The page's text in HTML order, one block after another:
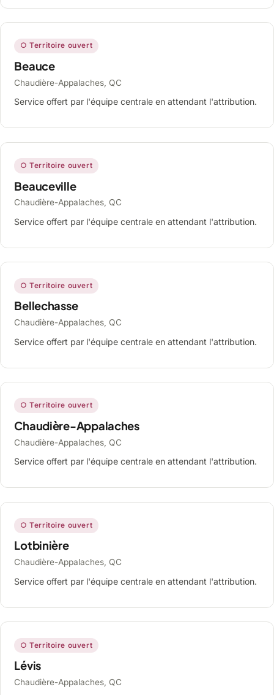
○ Territoire ouvert
Beauce
Chaudière-Appalaches, QC
Service offert par l'équipe centrale en attendant l'attribution.
○ Territoire ouvert
Beauceville
Chaudière-Appalaches, QC
Service offert par l'équipe centrale en attendant l'attribution.
○ Territoire ouvert
Bellechasse
Chaudière-Appalaches, QC
Service offert par l'équipe centrale en attendant l'attribution.
○ Territoire ouvert
Chaudière-Appalaches
Chaudière-Appalaches, QC
Service offert par l'équipe centrale en attendant l'attribution.
○ Territoire ouvert
Lotbinière
Chaudière-Appalaches, QC
Service offert par l'équipe centrale en attendant l'attribution.
○ Territoire ouvert
Lévis
Chaudière-Appalaches, QC